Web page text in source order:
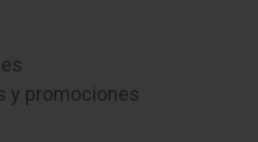
y promociones